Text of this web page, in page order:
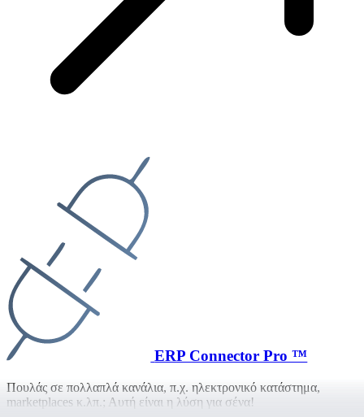
ERP Connector Pro ™
Πουλάς σε πολλαπλά κανάλια, π.χ. ηλεκτρονικό κατάστημα,
marketplaces κ.λπ.; Αυτή είναι η λύση για σένα!